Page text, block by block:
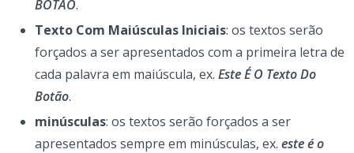
BOTÃO.
Texto Com Maiúsculas Iniciais: os textos serão
forçados a ser apresentados com a primeira letra de
cada palavra em maiúscula, ex. Este É O Texto Do
Botão.
minúsculas: os textos serão forçados a ser
apresentados sempre em minúsculas, ex. este é o